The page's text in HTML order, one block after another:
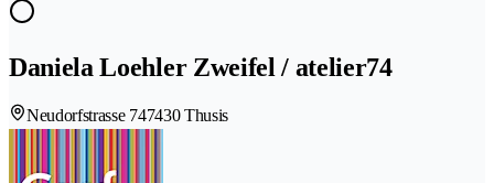
Daniela Loehler Zweifel / atelier74
Neudorfstrasse 747430 Thusis